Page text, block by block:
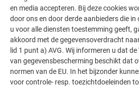
meerdere keren gekante, bronzen
het project in Feldkirchen. Maar liefst
werd gekant, geleverd en gemonteerd.
firma 620 m² bronskleurige PREFALZ
zwartgrijze PREFALZ op het dak. De
dakafvoersysteem met dakgoten en
gemonteerde sneeuwroosters, werd
en media accepteren. Bij deze cookies
door ons en door derde aanbieders die in
u voor alle diensten toestemming geeft,
akkoord met de gegevensoverdracht
lid 1 punt a) AVG. Wij informeren u dat
van gegevensbescherming beschikt dat
normen van de EU. In het bijzonder
voor controle- resp. toezichtdoeleinden